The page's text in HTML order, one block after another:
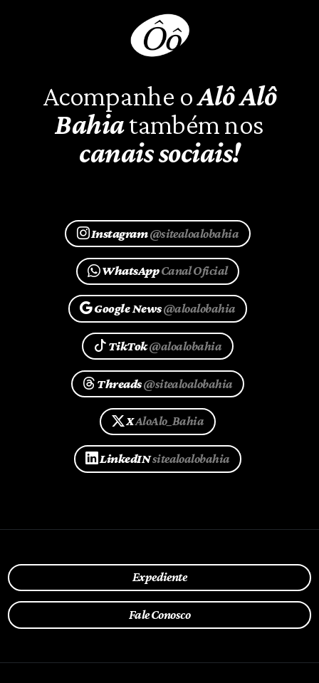
Acompanhe oAlô Alô
Bahiatambém nos
canais sociais!
Instagram@sitealoalobahia
WhatsAppCanal Oficial
Google News@aloalobahia
TikTok@aloalobahia
Threads@sitealoalobahia
XAloAlo_Bahia
LinkedINsitealoalobahia
Expediente
Fale Conosco